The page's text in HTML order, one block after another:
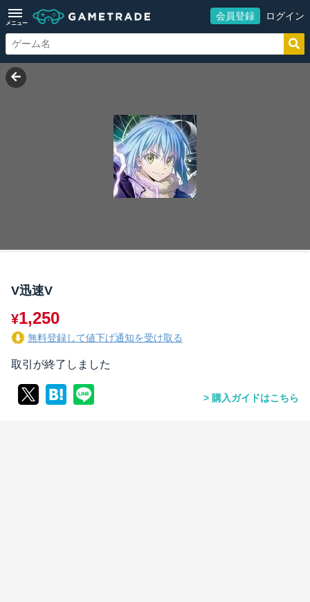
メニュー
会員登録 ログイン
V迅速V
¥1,250
無料登録して値下げ通知を受け取る
取引が終了しました
購入ガイドはこちら